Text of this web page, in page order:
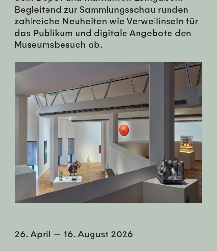
Begleitend zur Sammlungsschau runden
zahlreiche Neuheiten wie Verweilinseln für
das Publikum und digitale Angebote den
Museumsbesuch ab.
26. April — 16. August 2026